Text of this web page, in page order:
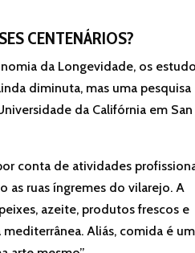
CENTENÁRIOS?
da Longevidade, os
diminuta, mas uma pesquisa
da Califórnia em San
conta de atividades
as ruas íngremes do vilarejo. A
azeite, produtos frescos e
Aliás, comida é